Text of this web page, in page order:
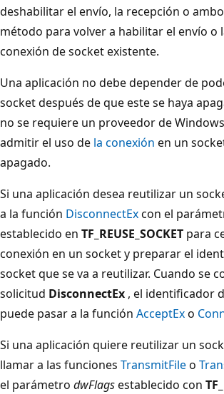
deshabilitar el envío, la recepción o
método para volver a habilitar el envío o
conexión de socket existente.
Una aplicación no debe depender de
socket después de que este se haya
no se requiere un proveedor de
admitir el uso de la conexión en un
apagado.
Si una aplicación desea reutilizar un
a la función DisconnectExcon el
establecido en TF_REUSE_SOCKET para
conexión en un socket y preparar el
socket que se va a reutilizar. Cuando se
solicitud DisconnectEx , el identificador
puede pasar a la función AcceptExo
Si una aplicación quiere reutilizar un
llamar a las funciones TransmitFileo
el parámetro dwFlagsestablecido con